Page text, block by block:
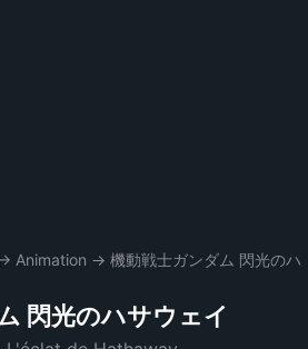
→ Animation → 機動戦士ガンダム 閃光のハ
閃光のハサウェイ